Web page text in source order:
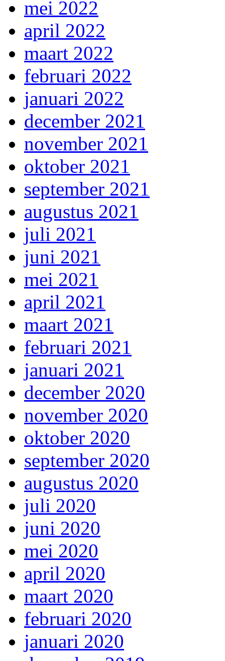
mei 2022
april 2022
maart 2022
februari 2022
januari 2022
december 2021
november 2021
oktober 2021
september 2021
augustus 2021
juli 2021
juni 2021
mei 2021
april 2021
maart 2021
februari 2021
januari 2021
december 2020
november 2020
oktober 2020
september 2020
augustus 2020
juli 2020
juni 2020
mei 2020
april 2020
maart 2020
februari 2020
januari 2020